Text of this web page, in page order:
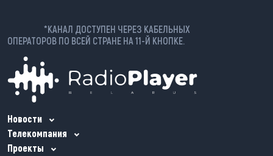
*КАНАЛ ДОСТУПЕН ЧЕРЕЗ КАБЕЛЬНЫХ
ОПЕРАТОРОВ ПО ВСЕЙ СТРАНЕ НА 11-Й КНОПКЕ.
Новости
Телекомпания
Проекты